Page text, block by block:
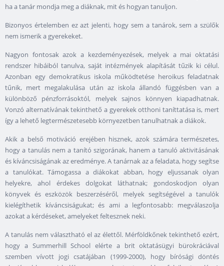
ha a tanár mondja meg a diáknak, mit és hogyan tanuljon.
Bizonyos értelemben ez azt jelenti, hogy sem a tanárok, sem a szülők
nem ismerik a gyerekeket.
Nagyon fontosak azok a kezdeményezések, melyek a mai oktatási
rendszer hibáiból tanulva, saját intézmények alapítását tűzik ki célul.
Azonban egy demokratikus iskola működtetése heroikus feladatnak
tűnik, mert megalakulása után az iskola állandó függésben van a
különböző pénzforrásoktól, melyek sajnos könnyen kiapadhatnak.
Vonzó alternatívának tekinthető a gyerekek otthoni taníttatása is, mert
így a lehető legtermészetesebb környezetben tanulhatnak a diákok.
Akik a belső motiváció erejében hisznek, azok számára természetes,
hogy a tanulás nem a tanító szigorának, hanem a tanuló aktivitásának
és kíváncsiságának az eredménye. A tanárnak az a feladata, hogy segítse
a tanulókat. Támogassa a diákokat abban, hogy eljussanak olyan
helyekre, ahol érdekes dolgokat láthatnak; gondoskodjon olyan
könyvek és eszközök beszerzéséről, melyek segítségével a tanulók
kielégíthetik kíváncsiságukat; és ami a legfontosabb: megválaszolja
azokat a kérdéseket, amelyeket feltesznek neki.
A tanulás nem választható el az élettől. Mérföldkőnek tekinthető ezért,
hogy a Summerhill School elérte a brit oktatásügyi bürokráciával
szemben vívott jogi csatájában (1999-2000), hogy bírósági döntés